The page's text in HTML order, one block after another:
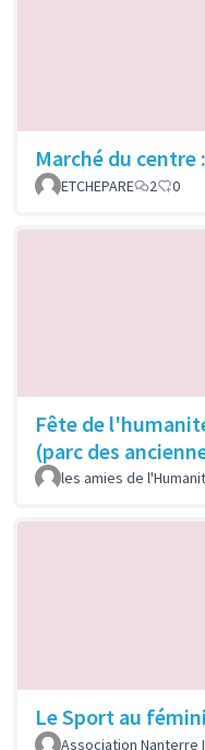
Marché du centre
ETCHEPARE
2 0
Fête de
(parc des
les amies de
Le Sport au
Association Nanterre